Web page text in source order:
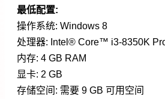
最低配置:
操作系统: Windows 8
处理器: Intel® Core™ i3-8350K
内存: 4 GB RAM
显卡: 2 GB
存储空间: 需要 9 GB 可用空间